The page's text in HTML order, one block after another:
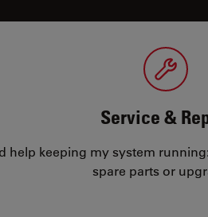
Service &
help keeping my system
spare parts or